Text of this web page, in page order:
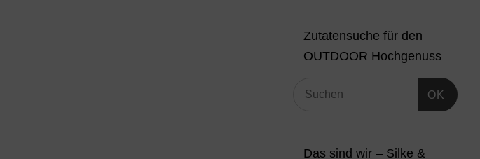
Zutatensuche für den
OUTDOOR Hochgenuss
OK
Das sind wir – Silke &